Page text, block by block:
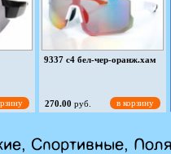
P349 c3
240.00руб. в корзину
9337 c4 бел-чер-оранж.хам
270.00 руб. в корзину
Спортивные,